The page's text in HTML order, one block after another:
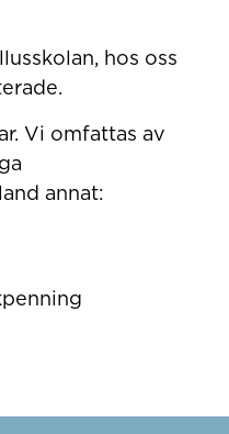
hos oss
Vi omfattas av
annat: